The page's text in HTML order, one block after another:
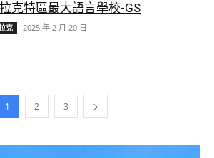
克特區最大語言學校-GS
克 2025 年 2 月 20 日
1 2 3